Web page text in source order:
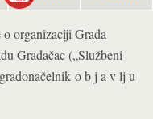
organizaciji Grada
Gradačac („Službeni
o b j a v lj u